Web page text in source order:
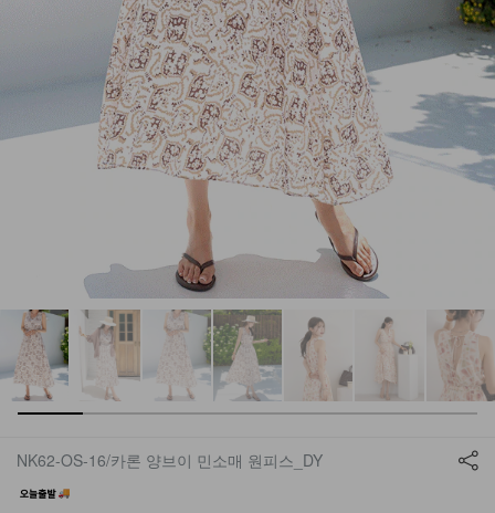
여름 잠옷 장마템 기획전 오늘출발 시즌
NK62-OS-16/카론 양브이 민소매 원피스_DY